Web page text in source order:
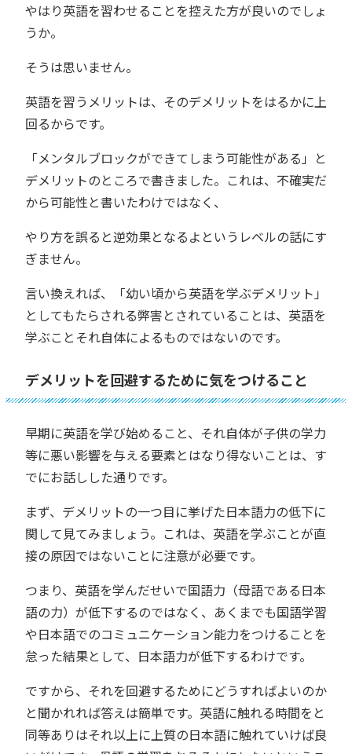
やはり英語を習わせることを控えた方が良いのでしょ
うか。
そうは思いません。
英語を習うメリットは、そのデメリットをはるかに上
回るからです。
「メンタルブロックができてしまう可能性がある」と
デメリットのところで書きました。これは、不確実だ
から可能性と書いたわけではなく、
やり方を誤ると逆効果となるよというレベルの話にす
ぎません。
言い換えれば、「幼い頃から英語を学ぶデメリット」
としてもたらされる弊害とされていることは、英語を
学ぶことそれ自体によるものではないのです。
デメリットを回避するために気をつけること
早期に英語を学び始めること、それ自体が子供の学力
等に悪い影響を与える要素とはなり得ないことは、す
でにお話しした通りです。
まず、デメリットの一つ目に挙げた日本語力の低下に
関して見てみましょう。これは、英語を学ぶことが直
接の原因ではないことに注意が必要です。
つまり、英語を学んだせいで国語力（母語である日本
語の力）が低下するのではなく、あくまでも国語学習
や日本語でのコミュニケーション能力をつけることを
怠った結果として、日本語力が低下するわけです。
ですから、それを回避するためにどうすればよいのか
と聞かれれば答えは簡単です。英語に触れる時間をと
同等ありはそれ以上に上質の日本語に触れていけば良